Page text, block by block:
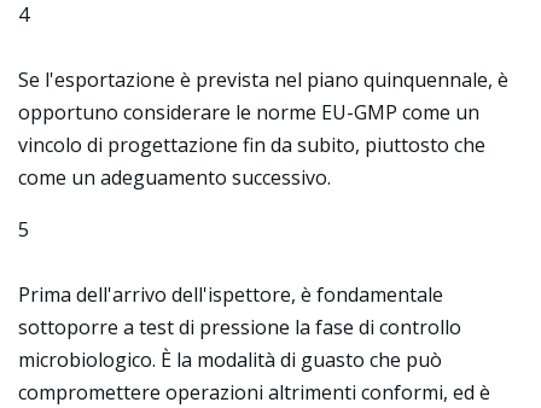
4
Se l'esportazione è prevista nel piano quinquennale, è
opportuno considerare le norme EU-GMP come un
vincolo di progettazione fin da subito, piuttosto che
come un adeguamento successivo.
5
Prima dell'arrivo dell'ispettore, è fondamentale
sottoporre a test di pressione la fase di controllo
microbiologico. È la modalità di guasto che può
compromettere operazioni altrimenti conformi, ed è